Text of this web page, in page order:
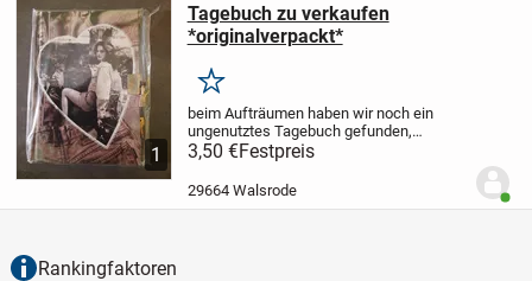
1
Tagebuch zu verkaufen
*originalverpackt*
Merken
beim Aufträumen haben wir noch ein
ungenutztes Tagebuch gefunden,
welches weiterziehen darf.
verkaufen wir hier ein
Tagebuch, mit Schloss und Schlüssel.
3,50 €Festpreis
29664 Walsrode
Rankingfaktoren